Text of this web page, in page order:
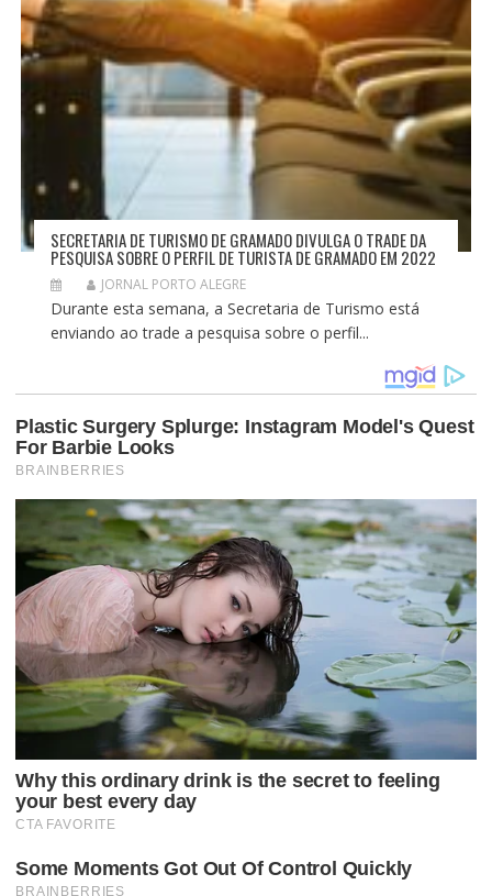
SECRETARIA DE TURISMO DE GRAMADO DIVULGA O TRADE DA
PESQUISA SOBRE O PERFIL DE TURISTA DE GRAMADO EM 2022
JORNAL PORTO ALEGRE
Durante esta semana, a Secretaria de Turismo está
enviando ao trade a pesquisa sobre o perfil...